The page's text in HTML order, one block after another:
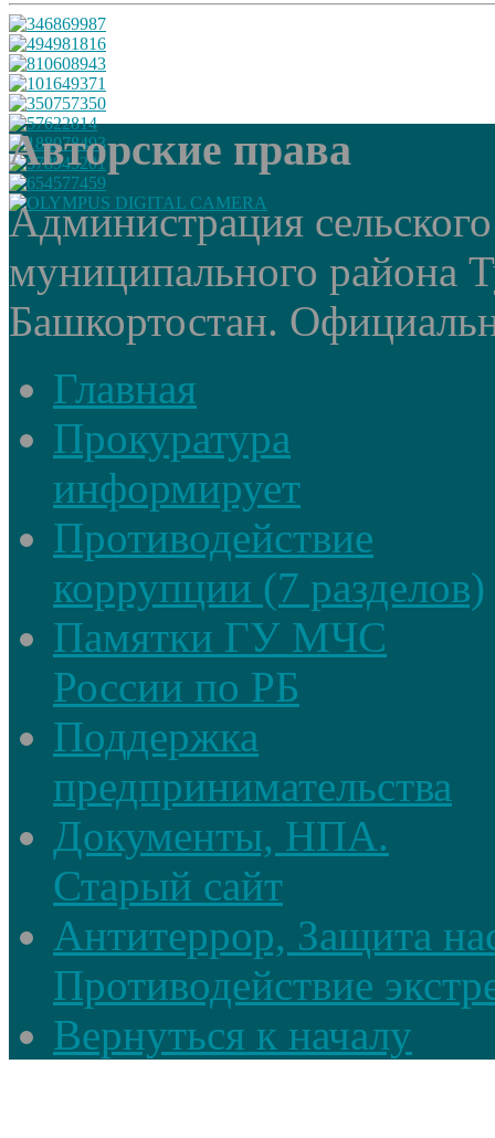
Авторские права
Администрация
муниципального района
Башкортостан.
Главная
Прокуратура
информирует
Противодействие
коррупции (7 разделов)
Памятки ГУ МЧС
России по РБ
Поддержка
предпринимательства
Документы, НПА.
Старый сайт
Антитеррор, Защита
Противодействие
Вернуться к началу